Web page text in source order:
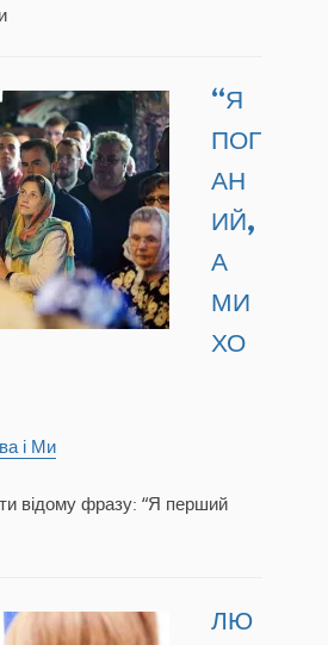
“Я
ПОГ
АН
ИЙ,
А
МИ
ХО
і Ми
відому фразу: “Я перший
ЛЮ